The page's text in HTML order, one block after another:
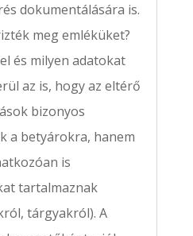
dokumentálására is.
meg emléküket?
és milyen adatokat
az is, hogy az eltérő
bizonyos
a betyárokra, hanem
is
tartalmaznak
tárgyakról). A